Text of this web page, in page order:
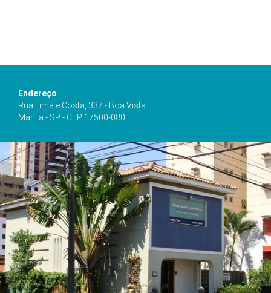
Endereço
Rua Lima e Costa, 337 - Boa Vista
Marília - SP - CEP 17500-080